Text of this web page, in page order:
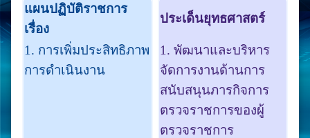
แผนปฏิบัติราชการ
เรื่อง
ประเด็นยุทธศาสตร์
1. การเพิ่มประสิทธิภาพ
การดำเนินงาน
1. พัฒนาและบริหาร
จัดการงานด้านการ
สนับสนุนภารกิจการ
ตรวจราชการของผู้
ตรวจราชการ